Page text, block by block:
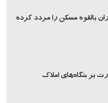
بالقوه مسکن را مردد کرده
بر بنگاه‌های املاک